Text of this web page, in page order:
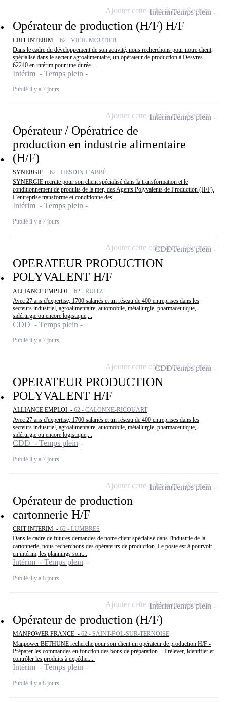
Opérateur de production (H/F) H/F
CRIT INTERIM - 62 - VIEIL-MOUTIER
Dans le cadre du développement de son activité, nous recherchons pour notre client,
spécialisé dans le secteur agroalimentaire, un opérateur de production à Desvres -
62240 en intérim pour une durée...
Intérim - Temps plein
Publié il y a 7 jours
IntérimTemps plein
Ajouter cette offre à ma sélection
Opérateur / Opératrice de
production en industrie alimentaire
(H/F)
SYNERGIE - 62 - HESDIN-L'ABBÉ
SYNERGIE recrute pour son client spécialisé dans la transformation et le
conditionnement de produits de la mer, des Agents Polyvalents de Production (H/F).
L'entreprise transforme et conditionne des...
Intérim - Temps plein
Publié il y a 7 jours
IntérimTemps plein
Ajouter cette offre à ma sélection
OPERATEUR PRODUCTION
POLYVALENT H/F
ALLIANCE EMPLOI - 62 - RUITZ
Avec 27 ans d'expertise, 1700 salariés et un réseau de 400 entreprises dans les
secteurs industriel, agroalimentaire, automobile, métallurgie, pharmaceutique,
sidérurgie ou encore logistique,...
CDD - Temps plein
Publié il y a 7 jours
CDDTemps plein
Ajouter cette offre à ma sélection
OPERATEUR PRODUCTION
POLYVALENT H/F
ALLIANCE EMPLOI - 62 - CALONNE-RICOUART
Avec 27 ans d'expertise, 1700 salariés et un réseau de 400 entreprises dans les
secteurs industriel, agroalimentaire, automobile, métallurgie, pharmaceutique,
sidérurgie ou encore logistique,...
CDD - Temps plein
Publié il y a 7 jours
CDDTemps plein
Ajouter cette offre à ma sélection
Opérateur de production
cartonnerie H/F
CRIT INTERIM - 62 - LUMBRES
Dans le cadre de futures demandes de notre client spécialisé dans l'industrie de la
cartonnerie, nous recherchons des opérateurs de production. Le poste est à pourvoir
en intérim, les plannings sont...
Intérim - Temps plein
Publié il y a 8 jours
IntérimTemps plein
Ajouter cette offre à ma sélection
Opérateur de production (H/F)
MANPOWER FRANCE - 62 - SAINT-POL-SUR-TERNOISE
Manpower BETHUNE recherche pour son client un opérateur de production H/F -
Préparer les commandes en fonction des bons de préparation. - Prélever, identifier et
contrôler les produits à expédier....
Intérim - Temps plein
Publié il y a 8 jours
IntérimTemps plein
Ajouter cette offre à ma sélection